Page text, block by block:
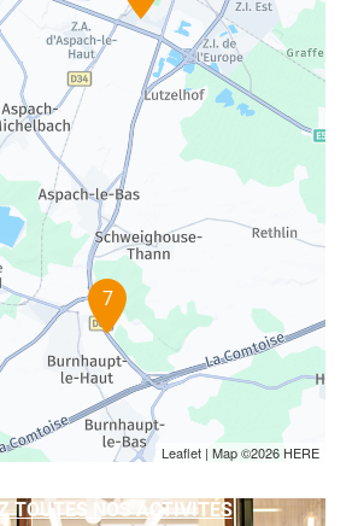
7
Leaflet | Map ©2026 HERE
TOUTES NOS ACTIVITÉS